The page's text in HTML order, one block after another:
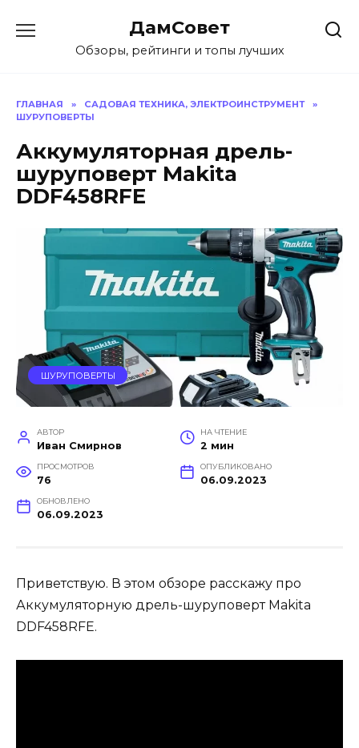
содержанию
ДамСовет
Обзоры, рейтинги и топы лучших
ГЛАВНАЯ » САДОВАЯ ТЕХНИКА, ЭЛЕКТРОИНСТРУМЕНТ
»
ШУРУПОВЕРТЫ
Аккумуляторная дрель-
шуруповерт Makita
DDF458RFE
ШУРУПОВЕРТЫ
АВТОР
Иван Смирнов
НА ЧТЕНИЕ
2 мин
ПРОСМОТРОВ
76
ОПУБЛИКОВАНО
06.09.2023
ОБНОВЛЕНО
06.09.2023
Приветствую. В этом обзоре расскажу про
Аккумуляторную дрель-шуруповерт Makita
DDF458RFE.